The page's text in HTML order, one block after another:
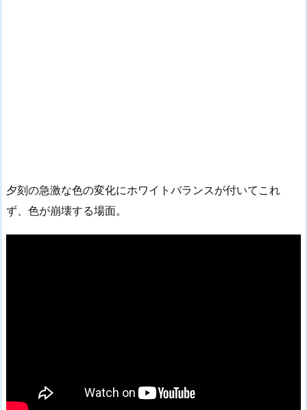
夕刻の急激な色の変化にホワイトバランスが付いてこれ
ず、色が崩壊する場面。